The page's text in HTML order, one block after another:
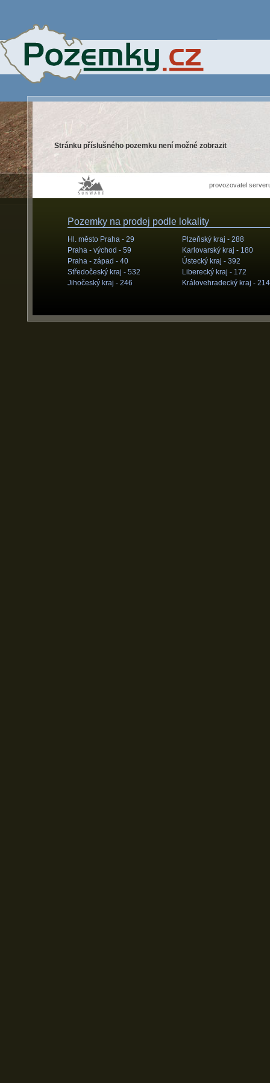
Stránku příslušného pozemku není možné zobrazit
provozovatel
Pozemky na prodej podle lokality
Hl. město Praha - 29
Praha - východ - 59
Praha - západ - 40
Středočeský kraj - 532
Jihočeský kraj - 246
Plzeňský kraj - 288
Karlovarský kraj - 180
Ústecký kraj - 392
Liberecký kraj - 172
Královehradecký kraj - 214